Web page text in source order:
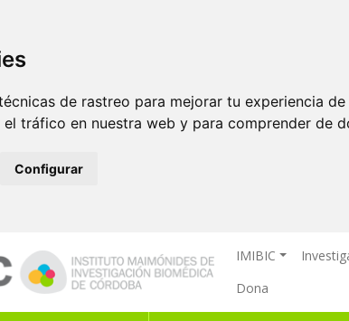
de rastreo para mejorar tu experiencia
tráfico en nuestra web y para comprender de
Configurar
IMIBIC
Dona